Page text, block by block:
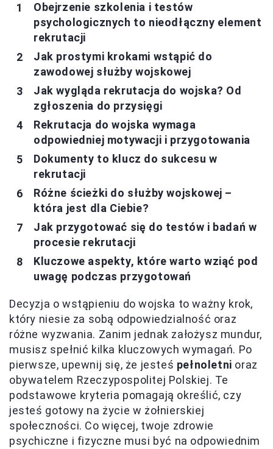
Obejrzenie szkolenia i testów
psychologicznych to nieodłączny element
rekrutacji
Jak prostymi krokami wstąpić do
zawodowej służby wojskowej
Jak wygląda rekrutacja do wojska? Od
zgłoszenia do przysięgi
Rekrutacja do wojska wymaga
odpowiedniej motywacji i przygotowania
Dokumenty to klucz do sukcesu w
rekrutacji
Różne ścieżki do służby wojskowej –
która jest dla Ciebie?
Jak przygotować się do testów i badań w
procesie rekrutacji
Kluczowe aspekty, które warto wziąć pod
uwagę podczas przygotowań
Decyzja o wstąpieniu do wojska to ważny krok,
który niesie za sobą odpowiedzialność oraz
różne wyzwania. Zanim jednak założysz mundur,
musisz spełnić kilka kluczowych wymagań. Po
pierwsze, upewnij się, że jesteś pełnoletni oraz
obywatelem Rzeczypospolitej Polskiej. Te
podstawowe kryteria pomagają określić, czy
jesteś gotowy na życie w żołnierskiej
społeczności. Co więcej, twoje zdrowie
psychiczne i fizyczne musi być na odpowiednim